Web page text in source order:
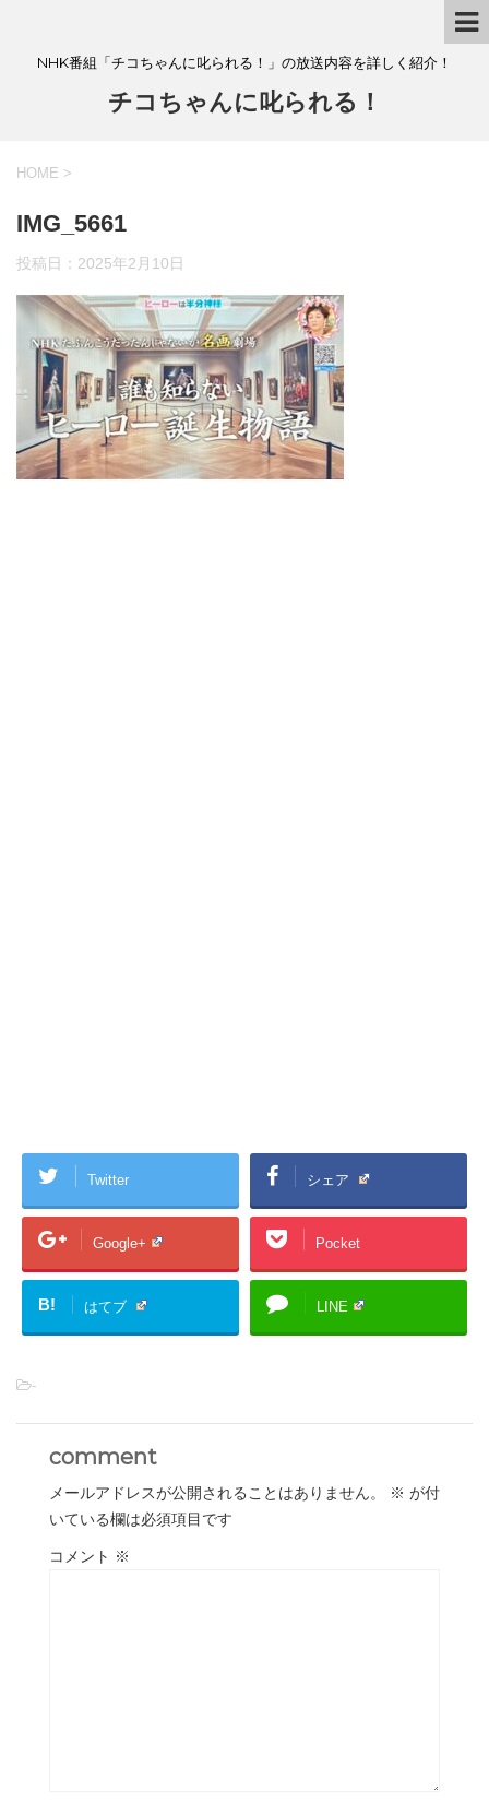
NHK番組「チコちゃんに叱られる！」の放送内容を詳しく紹介！
チコちゃんに叱られる！
HOME >
IMG_5661
投稿日： 2025年2月10日
Twitter シェア
Google+ Pocket
B! はてブ LINE
-
comment
メールアドレスが公開されることはありません。 ※ が付
いている欄は必須項目です
コメント ※